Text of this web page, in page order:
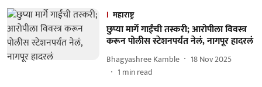
महाराष्ट्र
छुप्या मार्गे गाईंची तस्करी; आरोपीला विवस्त्र
करून पोलीस स्टेशनपर्यंत नेलं, नागपूर हादरलं
Bhagyashree Kamble
18 Nov 2025
1 min read